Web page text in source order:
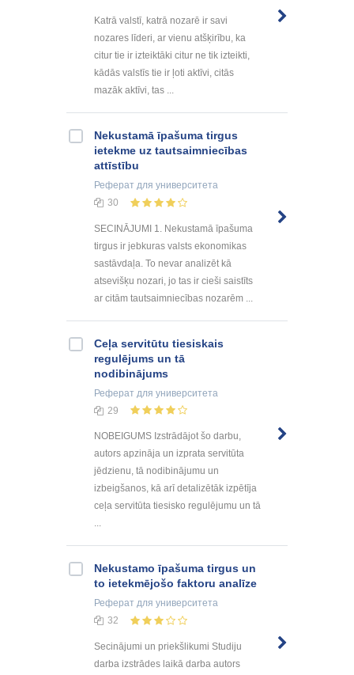
Katrā valstī, katrā nozarē ir savi
nozares līderi, ar vienu atšķirību, ka
citur tie ir izteiktāki citur ne tik izteikti,
kādās valstīs tie ir ļoti aktīvi, citās
mazāk aktīvi, tas ...
Nekustamā īpašuma tirgus
ietekme uz tautsaimniecības
attīstību
Реферат для университета
30
SECINĀJUMI 1. Nekustamā īpašuma
tirgus ir jebkuras valsts ekonomikas
sastāvdaļa. To nevar analizēt kā
atsevišķu nozari, jo tas ir cieši saistīts
ar citām tautsaimniecības nozarēm ...
Ceļa servitūtu tiesiskais
regulējums un tā
nodibinājums
Реферат для университета
29
NOBEIGUMS Izstrādājot šo darbu,
autors apzināja un izprata servitūta
jēdzienu, tā nodibinājumu un
izbeigšanos, kā arī detalizētāk izpētīja
ceļa servitūta tiesisko regulējumu un tā
...
Nekustamo īpašuma tirgus un
to ietekmējošo faktoru analīze
Реферат для университета
32
Secinājumi un priekšlikumi Studiju
darba izstrādes laikā darba autors